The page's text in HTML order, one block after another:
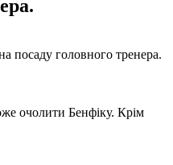
посаду головного тренера.
очолити Бенфіку. Крім